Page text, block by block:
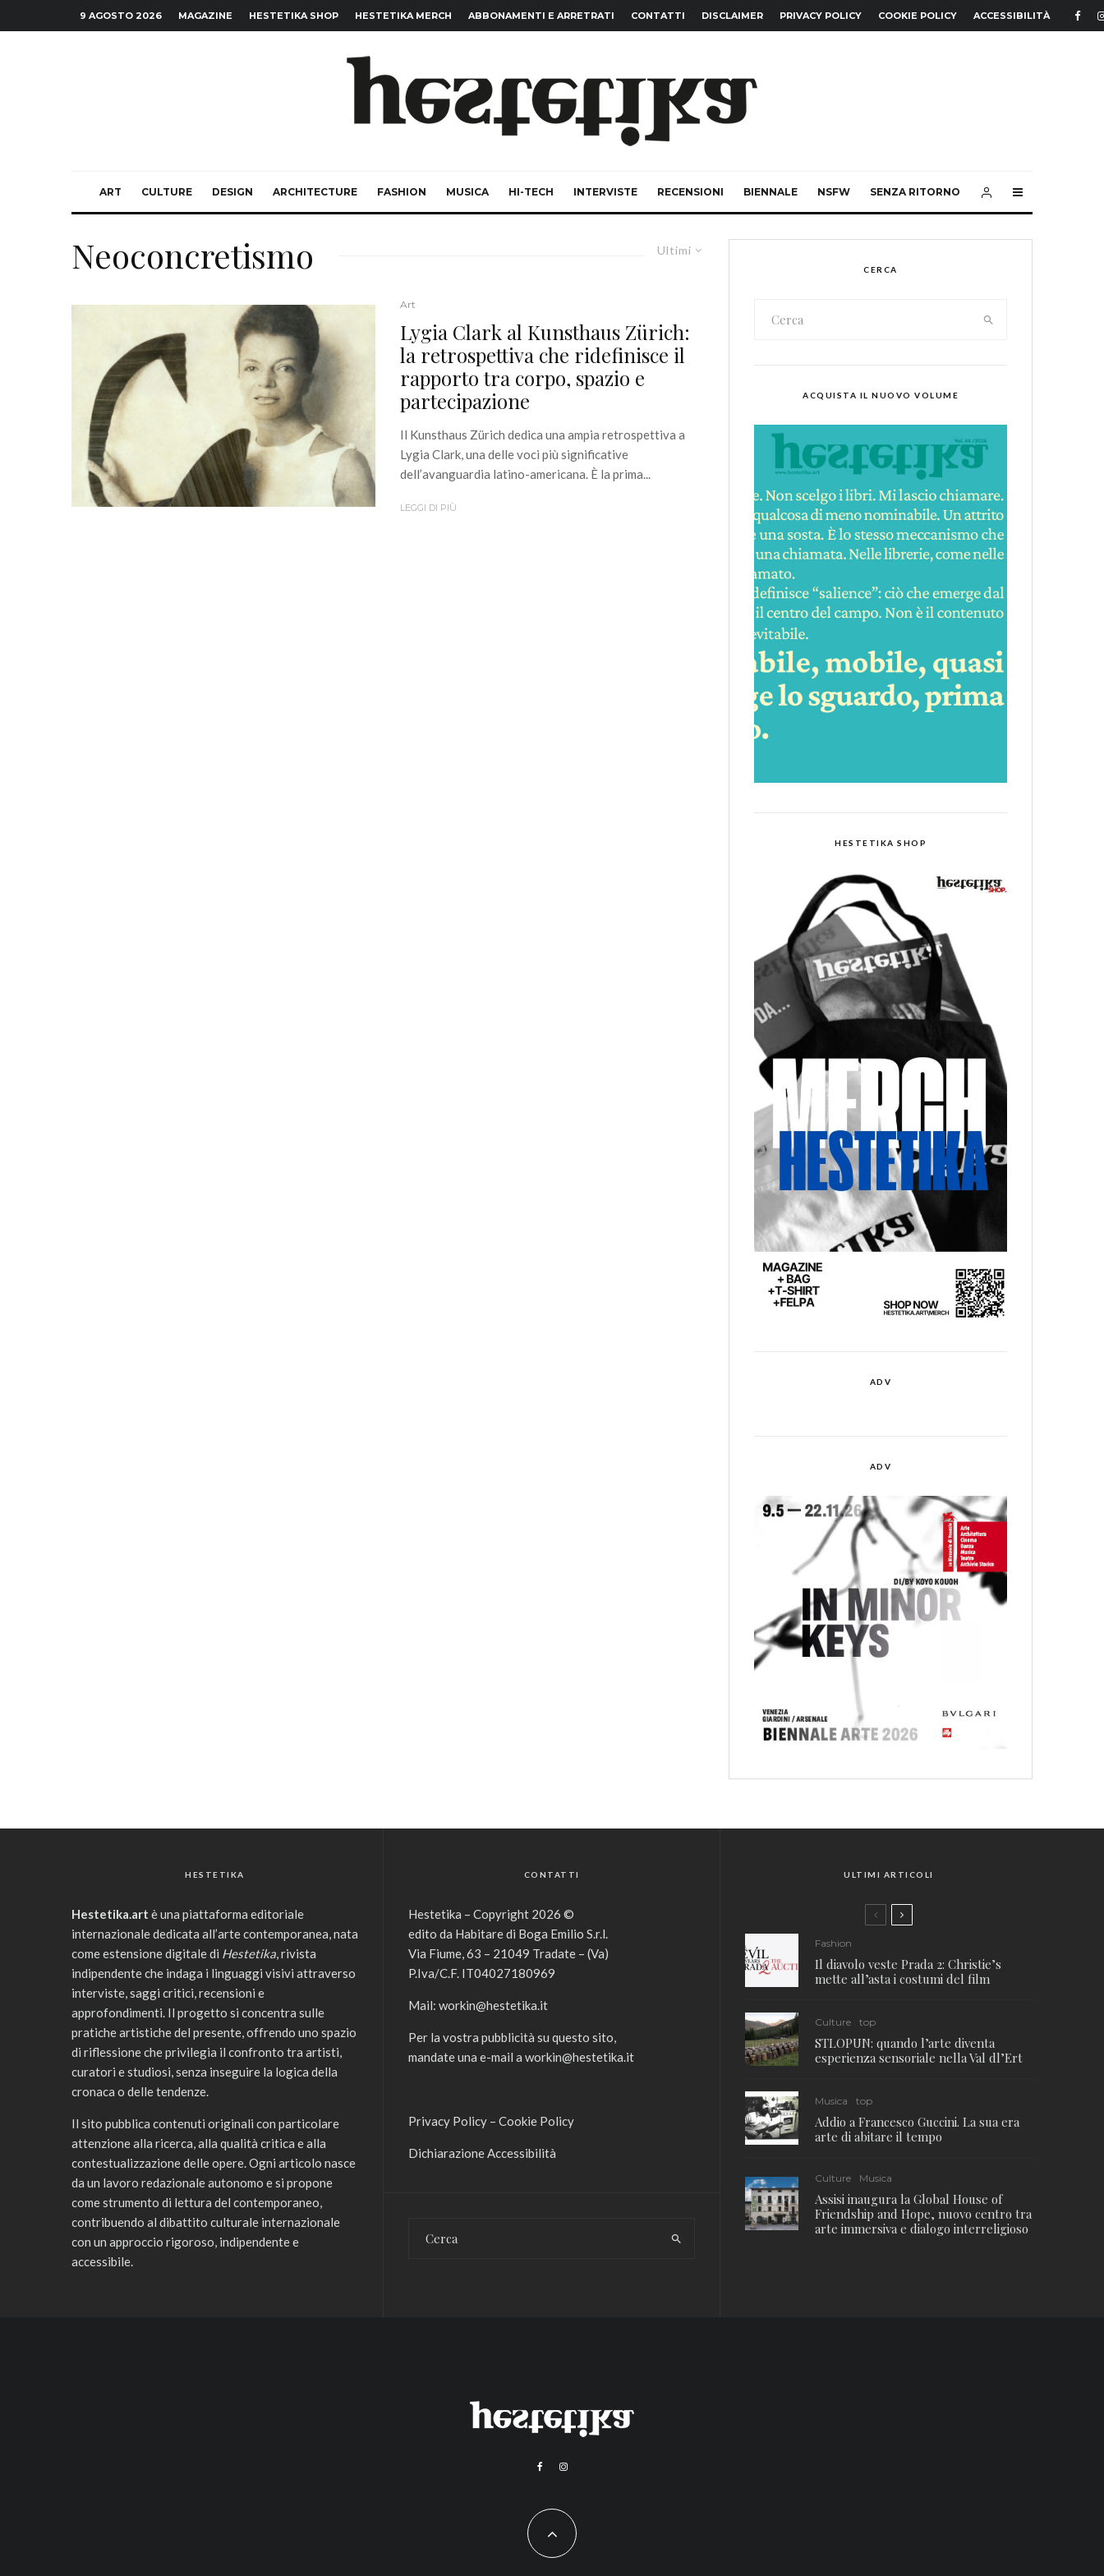
9 AGOSTO 2026 MAGAZINE HESTETIKA SHOP HESTETIKA MERCH ABBONAMENTI E ARRETRATI CONTATTI DISCLAIMER PRIVACY POLICY COOKIE POLICY ACCESSIBILITÀ
ART CULTURE DESIGN ARCHITECTURE FASHION MUSICA HI-TECH INTERVISTE RECENSIONI BIENNALE NSFW SENZA RITORNO
Ultimi
Neoconcretismo
Art
Lygia Clark al Kunsthaus Zürich:
la retrospettiva che ridefinisce il
rapporto tra corpo, spazio e
partecipazione
Il Kunsthaus Zürich dedica una ampia retrospettiva a
Lygia Clark, una delle voci più significative
dell’avanguardia latino-americana. È la prima...
LEGGI DI PIÙ
CERCA
ACQUISTA IL NUOVO VOLUME
HESTETIKA SHOP
ADV
ADV
HESTETIKA
Hestetika.art è una piattaforma editoriale
internazionale dedicata all’arte contemporanea, nata
come estensione digitale di Hestetika, rivista
indipendente che indaga i linguaggi visivi attraverso
interviste, saggi critici, recensioni e
approfondimenti. Il progetto si concentra sulle
pratiche artistiche del presente, offrendo uno spazio
di riflessione che privilegia il confronto tra artisti,
curatori e studiosi, senza inseguire la logica della
cronaca o delle tendenze.
Il sito pubblica contenuti originali con particolare
attenzione alla ricerca, alla qualità critica e alla
contestualizzazione delle opere. Ogni articolo nasce
da un lavoro redazionale autonomo e si propone
come strumento di lettura del contemporaneo,
contribuendo al dibattito culturale internazionale
con un approccio rigoroso, indipendente e
accessibile.
CONTATTI
Hestetika – Copyright 2026 ©
edito da Habitare di Boga Emilio S.r.l.
Via Fiume, 63 – 21049 Tradate – (Va)
P.Iva/C.F. IT04027180969
Mail: workin@hestetika.it
Per la vostra pubblicità su questo sito,
mandate una e-mail a workin@hestetika.it
Privacy Policy – Cookie Policy
Dichiarazione Accessibilità
ULTIMI ARTICOLI
Fashion
Il diavolo veste Prada 2: Christie’s
mette all’asta i costumi del film
Culture top
STLOPUN: quando l’arte diventa
esperienza sensoriale nella Val dl’Ert
Musica top
Addio a Francesco Guccini. La sua era
arte di abitare il tempo
Culture Musica
Assisi inaugura la Global House of
Friendship and Hope, nuovo centro tra
arte immersiva e dialogo interreligioso